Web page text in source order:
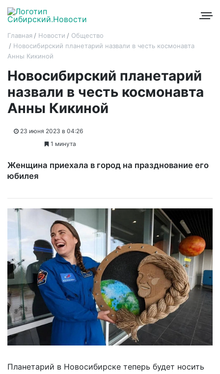
Главная Новости
Общество
Новосибирский планетарий назвали в честь космонавта
Анны Кикиной
Новосибирский планетарий
назвали в честь космонавта
Анны Кикиной
23 июня 2023 в 04:26
1 минута
Женщина приехала в город на празднование его
юбилея
Планетарий в Новосибирске теперь будет носить